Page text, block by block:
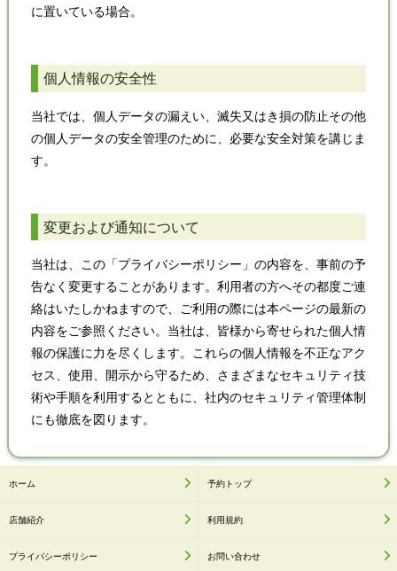
に置いている場合。
個人情報の安全性
当社では、個人データの漏えい、滅失又はき損の防止その他
の個人データの安全管理のために、必要な安全対策を講じま
す。
変更および通知について
当社は、この「プライバシーポリシー」の内容を、事前の予
告なく変更することがあります。利用者の方へその都度ご連
絡はいたしかねますので、ご利用の際には本ページの最新の
内容をご参照ください。当社は、皆様から寄せられた個人情
報の保護に力を尽くします。これらの個人情報を不正なアク
セス、使用、開示から守るため、さまざまなセキュリティ技
術や手順を利用するとともに、社内のセキュリティ管理体制
にも徹底を図ります。
ホーム 予約トップ
店舗紹介 利用規約
プライバシーポリシー お問い合わせ